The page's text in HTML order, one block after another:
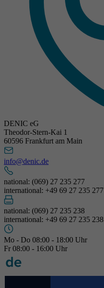
DENIC eG
Theodor-Stern-Kai 1
60596 Frankfurt am Main
info@denic.de
national: (069) 27 235 277
international: +49 69 27 235 277
national: (069) 27 235 238
international: +49 69 27 235 238
Mo - Do 08:00 - 18:00 Uhr
Fr 08:00 - 16:00 Uhr